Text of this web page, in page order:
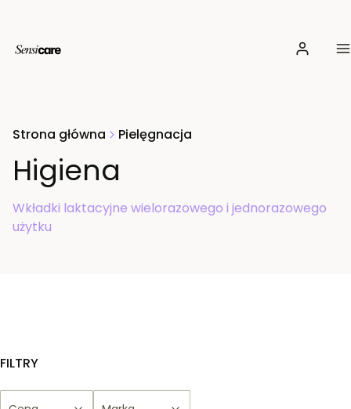
Zaloguj
Strona główna Pielęgnacja
Higiena
Wkładki laktacyjne wielorazowego i jednorazowego
użytku
FILTRY